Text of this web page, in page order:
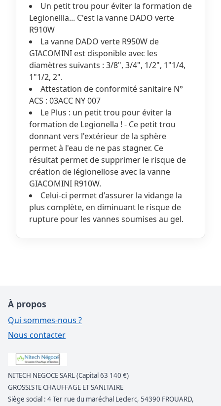
Un petit trou pour éviter la formation de
Legionellla... C'est la vanne DADO verte
R910W
La vanne DADO verte R950W de
GIACOMINI est disponible avec les
diamètres suivants : 3/8", 3/4", 1/2", 1"1/4,
1"1/2, 2".
Attestation de conformité sanitaire N°
ACS : 03ACC NY 007
Le Plus : un petit trou pour éviter la
formation de Legionella ! - Ce petit trou
donnant vers l'extérieur de la sphère
permet à l'eau de ne pas stagner. Ce
résultat permet de supprimer le risque de
création de légionellose avec la vanne
GIACOMINI R910W.
Celui-ci permet d'assurer la vidange la
plus complète, en diminuant le risque de
rupture pour les vannes soumises au gel.
À propos
Qui sommes-nous ?
Nous contacter
NITECH NEGOCE SARL (Capital 63 140 €)
GROSSISTE CHAUFFAGE ET SANITAIRE
Siège social : 4 Ter rue du maréchal Leclerc, 54390 FROUARD,